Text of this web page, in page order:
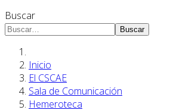
Buscar
Buscar
Inicio
El CSCAE
Sala de Comunicación
Hemeroteca